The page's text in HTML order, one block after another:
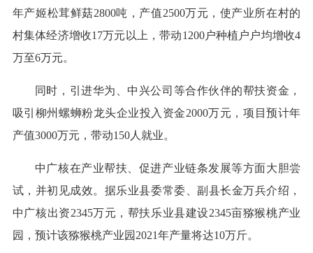
年产姬松茸鲜菇2800吨，产值2500万元，使产业所在村的
村集体经济增收17万元以上，带动1200户种植户户均增收4
万至6万元。
同时，引进华为、中兴公司等合作伙伴的帮扶资金，
吸引柳州螺蛳粉龙头企业投入资金2000万元，项目预计年
产值3000万元，带动150人就业。
中广核在产业帮扶、促进产业链条发展等方面大胆尝
试，并初见成效。据乐业县委常委、副县长金万兵介绍，
中广核出资2345万元，帮扶乐业县建设2345亩猕猴桃产业
园，预计该猕猴桃产业园2021年产量将达10万斤。